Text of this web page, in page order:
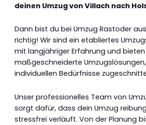
deinen Umzug von Villach nach
Dann bist du bei Umzug Rastoder
richtig! Wir sind ein etabliertes
mit langjähriger Erfahrung und bieten
maßgeschneiderte
individuellen Bedürfnisse
Unser professionelles Team von
sorgt dafür, dass dein Umzug
stressfrei verläuft. Von der Planung